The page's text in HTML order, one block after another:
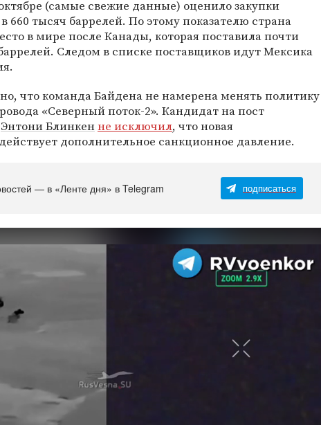
(самые свежие данные) оценило закупки
660 тысяч баррелей. По этому показателю страна
в мире после Канады, которая поставила почти
Следом в списке поставщиков идут Мексика
что команда Байдена не намерена менять политику
«Северный поток-2». Кандидат на пост
Энтони Блинкенне исключил, что новая
дополнительное санкционное давление.
— в «Ленте дня» в Telegram подписаться